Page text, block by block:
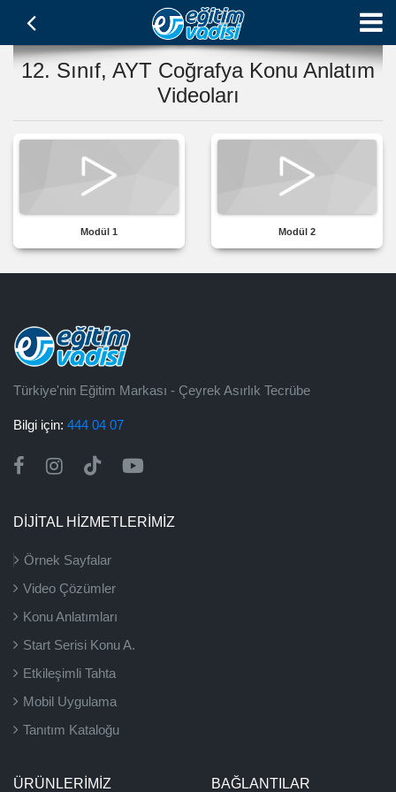
12. Sınıf, AYT Coğrafya Konu Anlatım
Videoları
Modül 1 Modül 2
Türkiye'nin Eğitim Markası - Çeyrek Asırlık Tecrübe
Bilgi için: 444 04 07
DİJİTAL HİZMETLERİMİZ
Örnek Sayfalar
Video Çözümler
Konu Anlatımları
Start Serisi Konu A.
Etkileşimli Tahta
Mobil Uygulama
Tanıtım Kataloğu
ÜRÜNLERIMIZ BAĞLANTILAR